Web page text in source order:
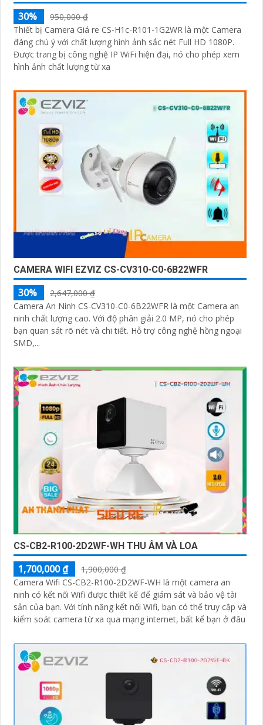
30%
950,000 ₫
Thiết bị Camera Giá re CS-H1c-R101-1G2WR là một Camera
đáng chú ý với chất lượng hình ảnh sắc nét Full HD 1080P.
Được trang bị công nghệ IP WiFi hiện đại, nó cho phép xem
hình ảnh chất lượng từ xa
CAMERA WIFI EZVIZ CS-CV310-C0-6B22WFR
30%
2,647,000 ₫
Camera An Ninh CS-CV310-C0-6B22WFR là một Camera an
ninh chất lượng cao. Với độ phân giải 2.0 MP, nó cho phép
bạn quan sát rõ nét và chi tiết. Hỗ trợ công nghệ hồng ngoại
SMD,...
CS-CB2-R100-2D2WF-WH THU ÂM VÀ LOA
1,700,000 ₫
1,900,000 ₫
Camera Wifi CS-CB2-R100-2D2WF-WH là một camera an
ninh có kết nối Wifi được thiết kế để giám sát và bảo vệ tài
sản của bạn. Với tính năng kết nối Wifi, bạn có thể truy cập và
kiểm soát camera từ xa qua mạng internet, bất kể bạn ở đâu